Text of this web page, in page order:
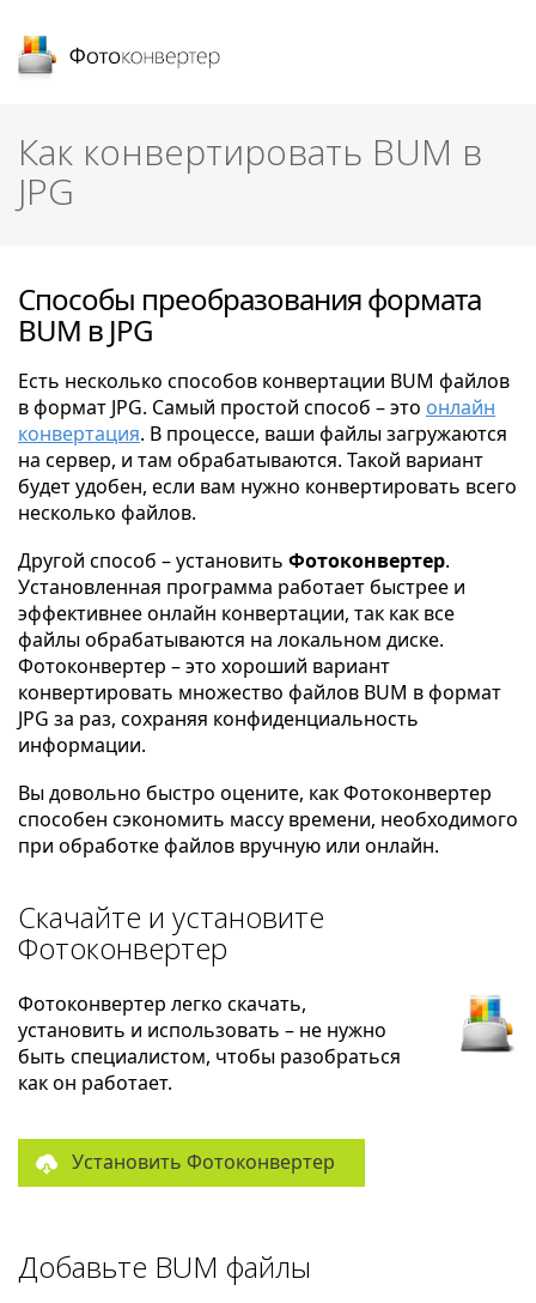
Как конвертировать BUM в
JPG
Способы преобразования формата
BUM в JPG
Есть несколько способов конвертации BUM файлов
в формат JPG. Самый простой способ – это онлайн
конвертация. В процессе, ваши файлы загружаются
на сервер, и там обрабатываются. Такой вариант
будет удобен, если вам нужно конвертировать всего
несколько файлов.
Другой способ – установить Фотоконвертер.
Установленная программа работает быстрее и
эффективнее онлайн конвертации, так как все
файлы обрабатываются на локальном диске.
Фотоконвертер – это хороший вариант
конвертировать множество файлов BUM в формат
JPG за раз, сохраняя конфиденциальность
информации.
Вы довольно быстро оцените, как Фотоконвертер
способен сэкономить массу времени, необходимого
при обработке файлов вручную или онлайн.
Скачайте и установите
Фотоконвертер
Фотоконвертер легко скачать,
установить и использовать – не нужно
быть специалистом, чтобы разобраться
как он работает.
Установить Фотоконвертер
Добавьте BUM файлы